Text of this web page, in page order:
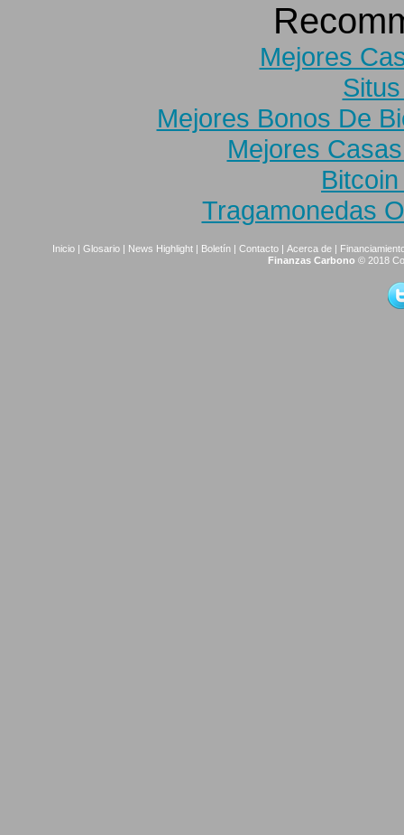
Mejores
Mejores Bonos De
Mejores
Tragamonedas
Inicio | Glosario | News Highlight | Boletín | Contacto | Acerca de |
Finanzas Carbono © 2018